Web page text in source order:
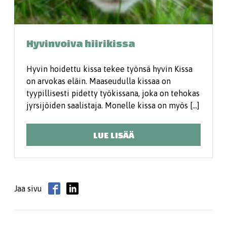
Hyvinvoiva hiirikissa
Hyvin hoidettu kissa tekee työnsä hyvin Kissa
on arvokas eläin. Maaseudulla kissaa on
tyypillisesti pidetty työkissana, joka on tehokas
jyrsijöiden saalistaja. Monelle kissa on myös […]
LUE LISÄÄ
Jaa sivu